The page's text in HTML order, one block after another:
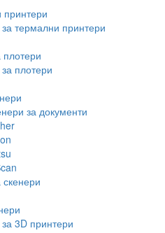
термални принтери
плотери
плотери
за документи
3D принтери